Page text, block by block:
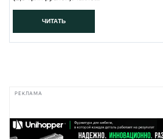
ЧИТАТЬ
РЕКЛАМА